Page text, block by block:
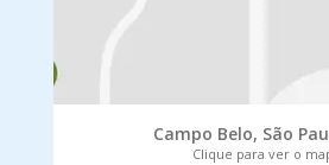
Campo Belo, São
Clique para ver o